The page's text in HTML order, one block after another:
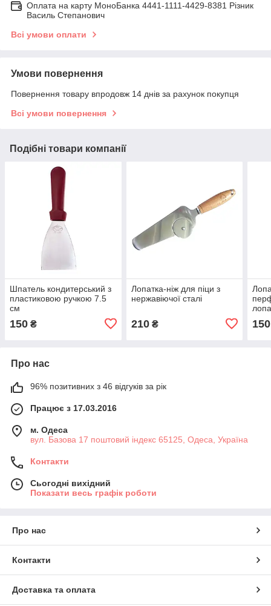
Оплата на карту МоноБанка 4441-1111-4429-8381 Різник
Василь Степанович
Всі умови оплати
Умови повернення
Повернення товару впродовж 14 днів за рахунок покупця
Всі умови повернення
Подібні товари компанії
Шпатель кондитерський з
пластиковою ручкою 7.5
см
150 ₴
Лопатка-ніж для піци з
нержавіючої сталі
210₴ 150
Про нас
96% позитивних з 46 відгуків за рік
Працює з 17.03.2016
м. Одеса
вул. Базова 17 поштовий індекс 65125, Одеса, Україна
Контакти
Сьогодні вихідний
Показати весь графік роботи
Про нас
Контакти
Доставка та оплата